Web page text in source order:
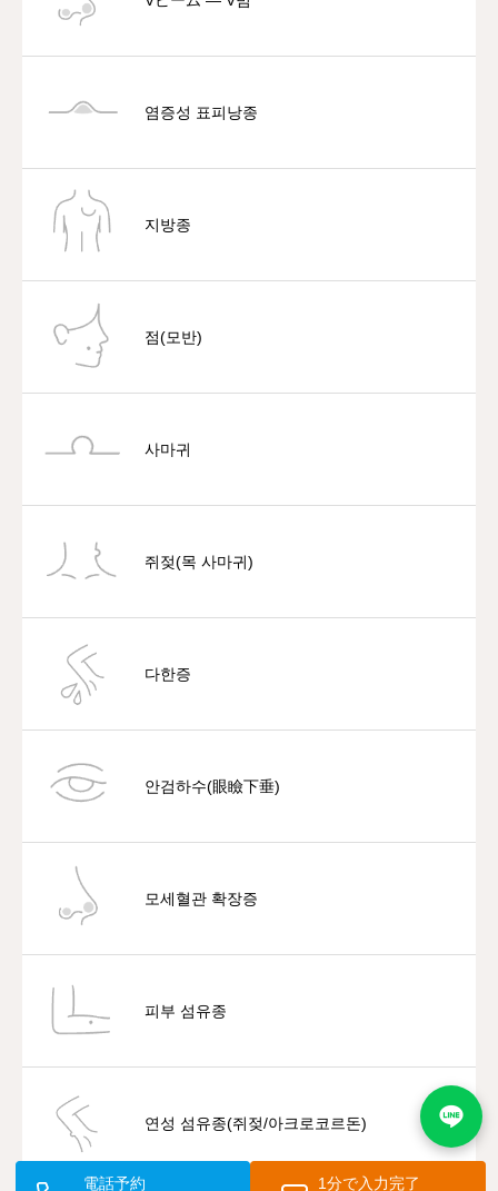
염증성 표피낭종
지방종
점(모반)
사마귀
쥐젖(목 사마귀)
다한증
안검하수(眼瞼下垂)
모세혈관 확장증
피부 섬유종
연성 섬유종(쥐젖/아크로코르돈)
電話予約 1分で入力完了